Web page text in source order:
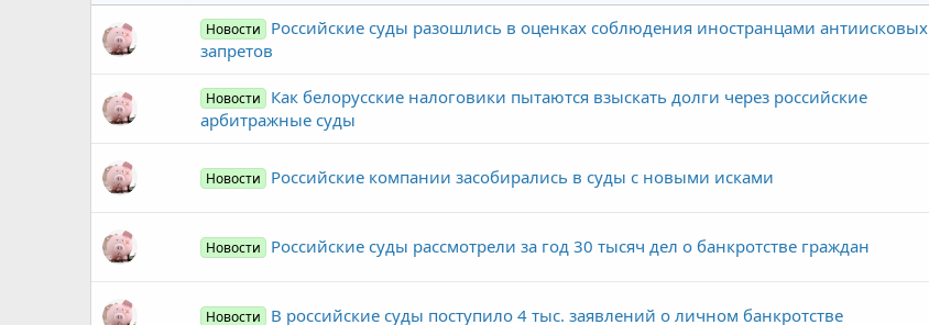
Новости
Российские суды разошлись в оценках соблюдения иностранцами антиисковых
запретов
Новости
Как белорусские налоговики пытаются взыскать долги через российские
арбитражные суды
Новости Российские компании засобирались в суды с новыми исками
Новости Российские суды рассмотрели за год 30 тысяч дел о банкротстве граждан
Новости В российские суды поступило 4 тыс. заявлений о личном банкротстве